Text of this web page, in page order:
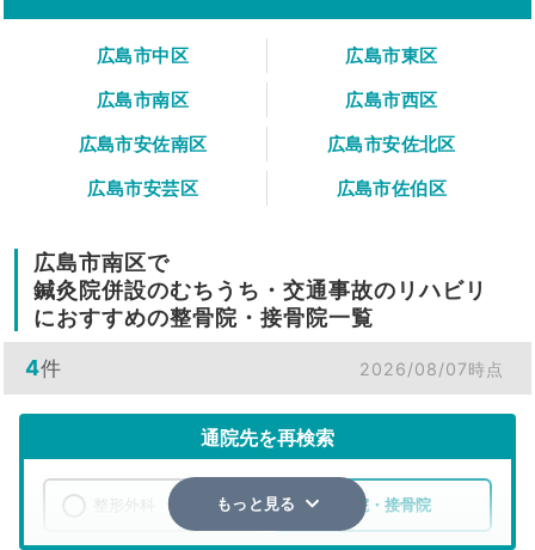
広島市中区
広島市東区
広島市南区
広島市西区
広島市安佐南区
広島市安佐北区
広島市安芸区
広島市佐伯区
広島市南区で
鍼灸院併設のむちうち・交通事故のリハビリ
におすすめの整骨院・接骨院一覧
4件 2026/08/07時点
通院先を再検索
整骨院・接骨院
もっと見る